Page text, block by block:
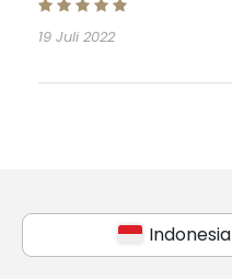
19 Juli 2022
Indonesia